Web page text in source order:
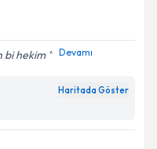
bi hekim Devamı
Haritada Göster